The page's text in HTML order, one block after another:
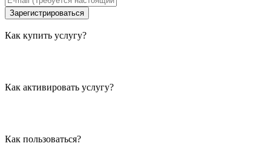
Зарегистрироваться
Как купить услугу?
Как активировать услугу?
Как пользоваться?